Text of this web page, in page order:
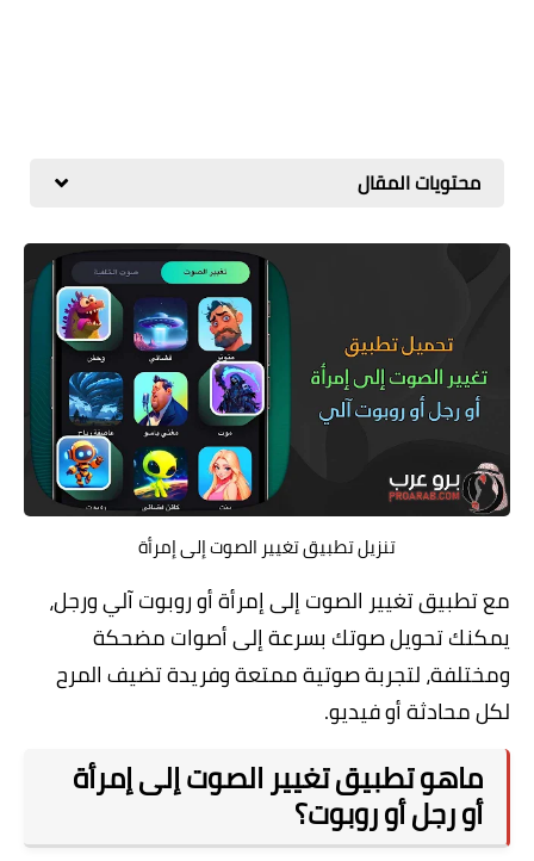
محتويات المقال
تنزيل تطبيق تغيير الصوت إلى إمرأة
مع تطبيق تغيير الصوت إلى إمرأة أو روبوت آلي ورجل،
يمكنك تحويل صوتك بسرعة إلى أصوات مضحكة
ومختلفة، لتجربة صوتية ممتعة وفريدة تضيف المرح
لكل محادثة أو فيديو.
ماهو تطبيق تغيير الصوت إلى إمرأة
أو رجل أو روبوت؟